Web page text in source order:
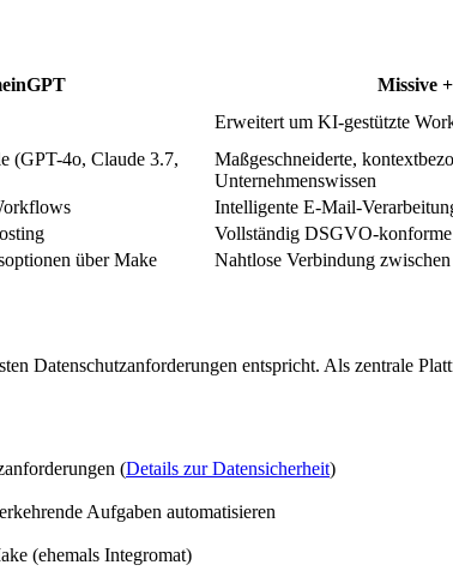
Missive
Erweitert um KI-gestützte
(GPT-4o, Claude 3.7,
Maßgeschneiderte,
Unternehmenswissen
Intelligente E-Mail-
Vollständig DSGVO-
über Make Nahtlose Verbindung
Datenschutzanforderungen entspricht. Als zentrale
(Details zur Datensicherheit)
Aufgaben automatisieren
(ehemals Integromat)